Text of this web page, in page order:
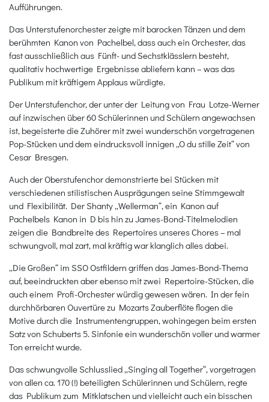
Aufführungen.
Das Unterstufenorchester zeigte mit barocken Tänzen und dem
berühmten Kanon von Pachelbel, dass auch ein Orchester, das
fast ausschließlich aus Fünft- und Sechstklässlern besteht,
qualitativ hochwertige Ergebnisse abliefern kann – was das
Publikum mit kräftigem Applaus würdigte.
Der Unterstufenchor, der unter der Leitung von Frau Lotze-Werner
auf inzwischen über 60 Schülerinnen und Schülern angewachsen
ist, begeisterte die Zuhörer mit zwei wunderschön vorgetragenen
Pop-Stücken und dem eindrucksvoll innigen „O du stille Zeit“ von
Cesar Bresgen.
Auch der Oberstufenchor demonstrierte bei Stücken mit
verschiedenen stilistischen Ausprägungen seine Stimmgewalt
und Flexibilität. Der Shanty „Wellerman“, ein Kanon auf
Pachelbels Kanon in D bis hin zu James-Bond-Titelmelodien
zeigen die Bandbreite des Repertoires unseres Chores – mal
schwungvoll, mal zart, mal kräftig war klanglich alles dabei.
„Die Großen“ im SSO Ostfildern griffen das James-Bond-Thema
auf, beeindruckten aber ebenso mit zwei Repertoire-Stücken, die
auch einem Profi-Orchester würdig gewesen wären. In der fein
durchhörbaren Ouvertüre zu Mozarts Zauberflöte flogen die
Motive durch die Instrumentengruppen, wohingegen beim ersten
Satz von Schuberts 5. Sinfonie ein wunderschön voller und warmer
Ton erreicht wurde.
Das schwungvolle Schlusslied „Singing all Together“, vorgetragen
von allen ca. 170 (!) beteiligten Schülerinnen und Schülern, regte
das Publikum zum Mitklatschen und vielleicht auch ein bisschen